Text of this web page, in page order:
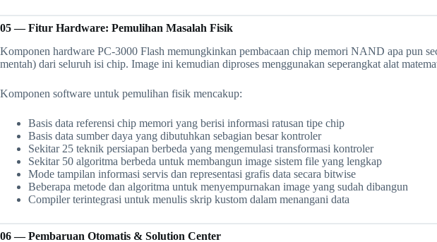
05 — Fitur Hardware: Pemulihan Masalah Fisik
Komponen hardware PC-3000 Flash memungkinkan pembacaan chip memori NAND apa pun
mentah) dari seluruh isi chip. Image ini kemudian diproses menggunakan seperangkat alat
Komponen software untuk pemulihan fisik mencakup:
Basis data referensi chip memori yang berisi informasi ratusan tipe chip
Basis data sumber daya yang dibutuhkan sebagian besar kontroler
Sekitar 25 teknik persiapan berbeda yang mengemulasi transformasi kontroler
Sekitar 50 algoritma berbeda untuk membangun image sistem file yang lengkap
Mode tampilan informasi servis dan representasi grafis data secara bitwise
Beberapa metode dan algoritma untuk menyempurnakan image yang sudah dibangun
Compiler terintegrasi untuk menulis skrip kustom dalam menangani data
06 — Pembaruan Otomatis & Solution Center